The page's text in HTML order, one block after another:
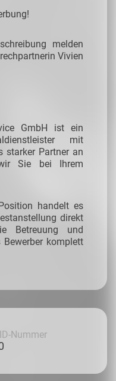
melden
Vivien
GmbH ist ein
mit
starker Partner an
Sie bei Ihrem
handelt es
direkt
Betreuung und
komplett
Nummer